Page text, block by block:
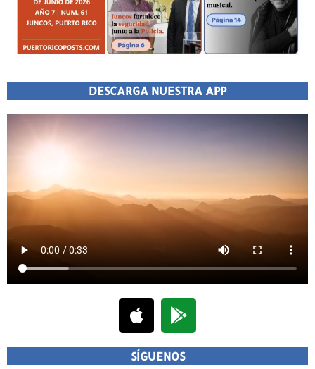
DESCARGA NUESTRA APP
SÍGUENOS